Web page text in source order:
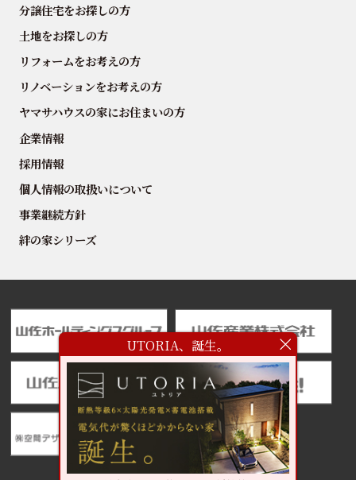
分譲住宅をお探しの方
土地をお探しの方
リフォームをお考えの方
リノベーションをお考えの方
ヤマサハウスの家にお住まいの方
企業情報
採用情報
個人情報の取扱いについて
事業継続方針
絆の家シリーズ
UTORIA、誕生。